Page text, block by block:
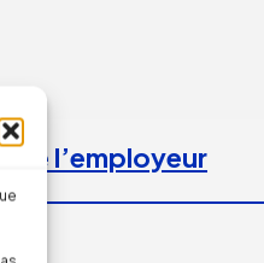
de l’employeur